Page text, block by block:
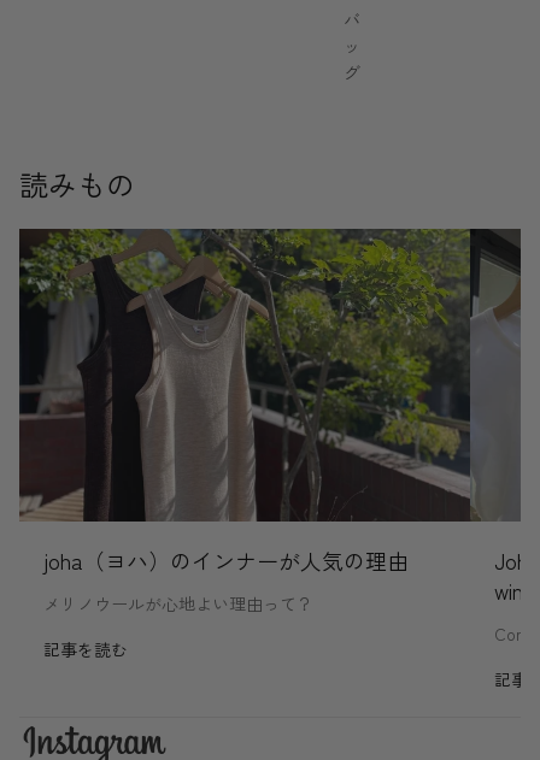
バ
ッ
グ
読みもの
joha（ヨハ）のインナーが人気の理由
メリノウールが心地よい理由って？
記事を読む
記事